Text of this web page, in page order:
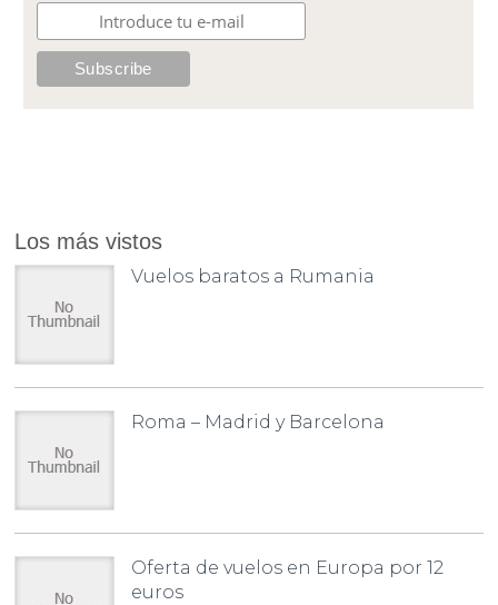
Los más vistos
Vuelos baratos a Rumania
Roma – Madrid y Barcelona
Oferta de vuelos en Europa por 12
euros